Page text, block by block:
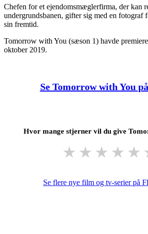
Chefen for et ejendomsmæglerfirma, der kan
undergrundsbanen, gifter sig med en fotograf
sin fremtid.
Tomorrow with You (sæson 1) havde
oktober 2019.
Se Tomorrow with You
Hvor mange stjerner vil du give
★ ★ ★ ★ ★
Se flere nye film og tv-serier på